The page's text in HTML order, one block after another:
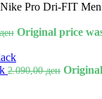
Nike Pro Dri-FIT
ден Original price
2.090,00ден